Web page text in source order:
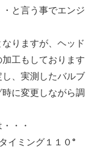
と言う事でエンジ
りますが、ヘッド
工もしております
、実測したバルブ
に変更しながら調
・・
イミング１１０°